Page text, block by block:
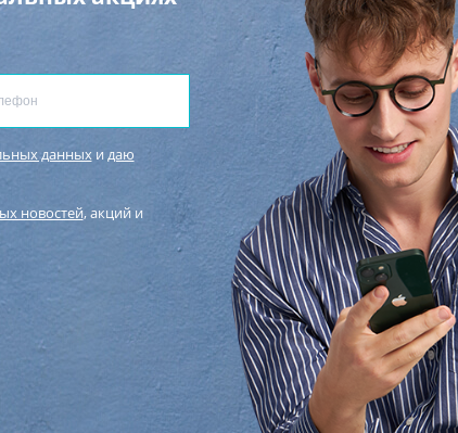
данных и даю
новостей, акций и